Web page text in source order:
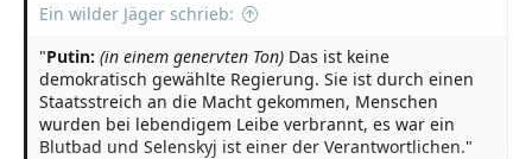
Ein wilder Jäger schrieb:
"Putin: (in einem genervten Ton) Das ist keine
demokratisch gewählte Regierung. Sie ist durch einen
Staatsstreich an die Macht gekommen, Menschen
wurden bei lebendigem Leibe verbrannt, es war ein
Blutbad und Selenskyj ist einer der Verantwortlichen."